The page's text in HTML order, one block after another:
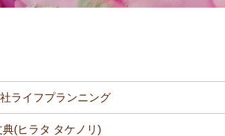
ライフプランニング
典(ヒラタ タケノリ)